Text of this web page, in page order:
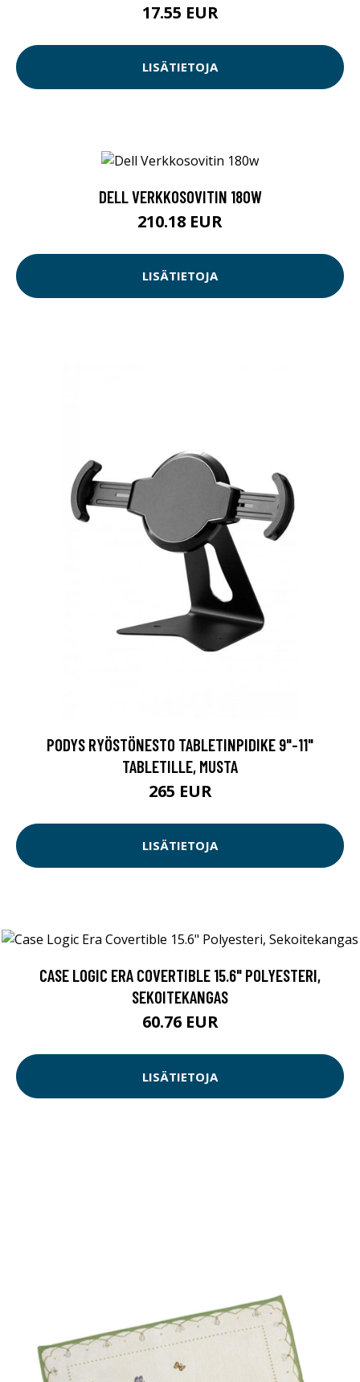
17.55 EUR
LISÄTIETOJA
DELL VERKKOSOVITIN 180W
210.18 EUR
LISÄTIETOJA
PODYS RYÖSTÖNESTO TABLETINPIDIKE 9"-11"
TABLETILLE, MUSTA
265 EUR
LISÄTIETOJA
CASE LOGIC ERA COVERTIBLE 15.6" POLYESTERI,
SEKOITEKANGAS
60.76 EUR
LISÄTIETOJA